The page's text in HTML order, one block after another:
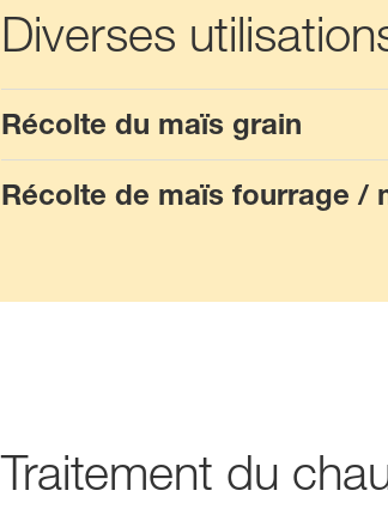
Diverses
Récolte du maïs grain
Récolte de maïs fourrage /
Traitement du